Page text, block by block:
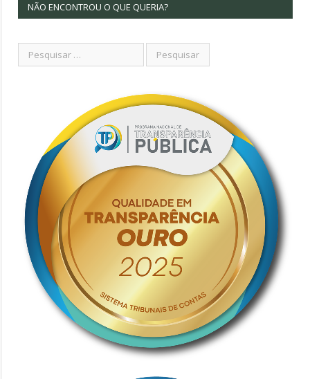
NÃO ENCONTROU O QUE QUERIA?